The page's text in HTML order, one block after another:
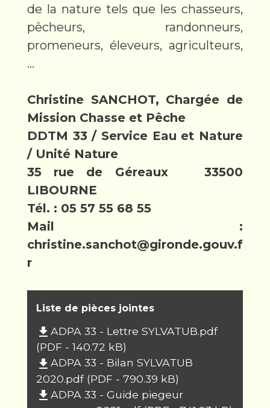
de la nature tels que les chasseurs,
pêcheurs, randonneurs,
promeneurs, éleveurs, agriculteurs,
...
Christine SANCHOT, Chargée de
Mission Chasse et Pêche
DDTM 33 / Service Eau et Nature
/ Unité Nature
35 rue de Géreaux 33500
LIBOURNE
Tél. : 05 57 55 68 55
Mail :
christine.sanchot@gironde.gouv.f
r
Liste de pièces jointes
file_download ADPA 33 - Lettre SYLVATUB.pdf
(PDF - 140.72 kB)
file_download ADPA 33 - Bilan SYLVATUB
2020.pdf (PDF - 790.39 kB)
file_download ADPA 33 - Guide piegeur